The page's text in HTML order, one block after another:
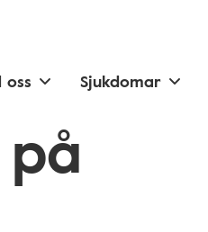
oss Sjukdomar